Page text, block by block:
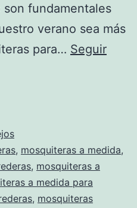
fundamentales
verano sea más
para… Seguir
, mosquiteras a medida,
, mosquiteras a
a medida para
, mosquiteras